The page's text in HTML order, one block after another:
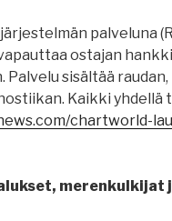
palveluna
ostajan
sisältää raudan,
Kaikki yhdellä
chartworld-
merenkulkijat